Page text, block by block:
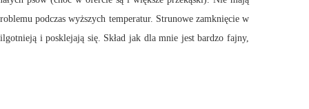
podczas wyższych temperatur. Strunowe zamknięcie w
i posklejają się. Skład jak dla mnie jest bardzo fajny,